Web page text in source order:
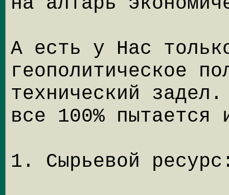
А есть у Нас
геополитическое
технический
все 100% пытается
1. Сырьевой